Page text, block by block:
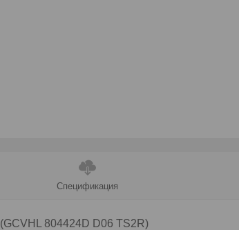
Спецификация
804424D D06 TS2R)